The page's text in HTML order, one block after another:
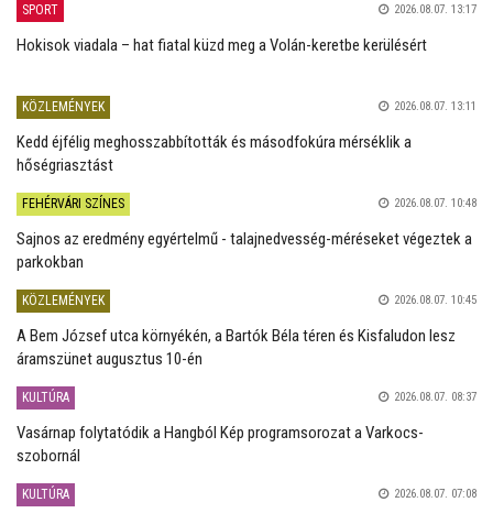
SPORT 2026.08.07. 13:17
Hokisok viadala – hat fiatal küzd meg a Volán-keretbe kerülésért
KÖZLEMÉNYEK 2026.08.07. 13:11
Kedd éjfélig meghosszabbították és másodfokúra mérséklik a
hőségriasztást
FEHÉRVÁRI SZÍNES 2026.08.07. 10:48
Sajnos az eredmény egyértelmű - talajnedvesség-méréseket végeztek a
parkokban
KÖZLEMÉNYEK 2026.08.07. 10:45
A Bem József utca környékén, a Bartók Béla téren és Kisfaludon lesz
áramszünet augusztus 10-én
KULTÚRA 2026.08.07. 08:37
Vasárnap folytatódik a Hangból Kép programsorozat a Varkocs-
szobornál
KULTÚRA 2026.08.07. 07:08